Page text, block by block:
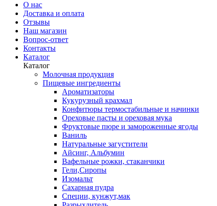
О нас
Доставка и оплата
Отзывы
Наш магазин
Вопрос-ответ
Контакты
Каталог
Каталог
Молочная продукция
Пищевые ингредиенты
Ароматизаторы
Кукурузный крахмал
Конфитюры термостабильные и начинки
Ореховые пасты и ореховая мука
Фруктовые пюре и замороженные ягоды
Ваниль
Натуральные загустители
Айсинг, Альбумин
Вафельные рожки, стаканчики
Гели,Сиропы
Изомальт
Сахарная пудра
Специи, кунжут,мак